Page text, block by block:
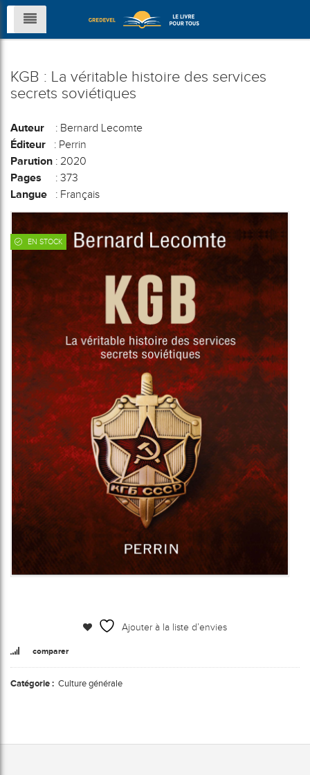
KGB : La véritable histoire des services
secrets soviétiques
Auteur : Bernard Lecomte
Éditeur : Perrin
Parution : 2020
Pages : 373
Langue : Français
EN STOCK
Ajouter à la liste d’envies
comparer
Catégorie : Culture générale